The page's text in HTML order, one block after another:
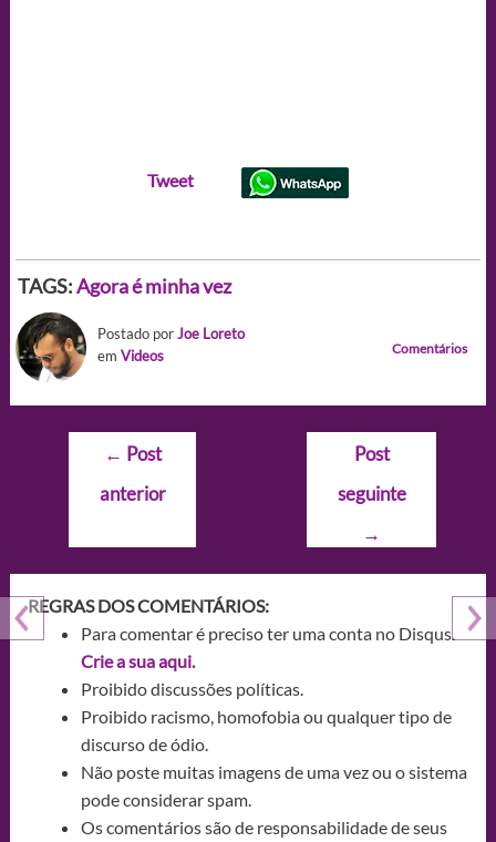
Tweet
TAGS:Agora é minha vez
Postado porJoe Loreto
em Videos Comentários
Navegação
Post
← Post
anterior
Post
seguinte
→
REGRAS DOS COMENTÁRIOS:
Para comentar é preciso ter uma conta no Disqus.
Crie a sua aqui.
Proibido discussões políticas.
Proibido racismo, homofobia ou qualquer tipo de
discurso de ódio.
Não poste muitas imagens de uma vez ou o sistema
pode considerar spam.
Os comentários são de responsabilidade de seus